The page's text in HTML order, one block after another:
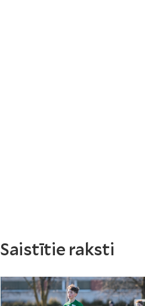
Saistītie raksti